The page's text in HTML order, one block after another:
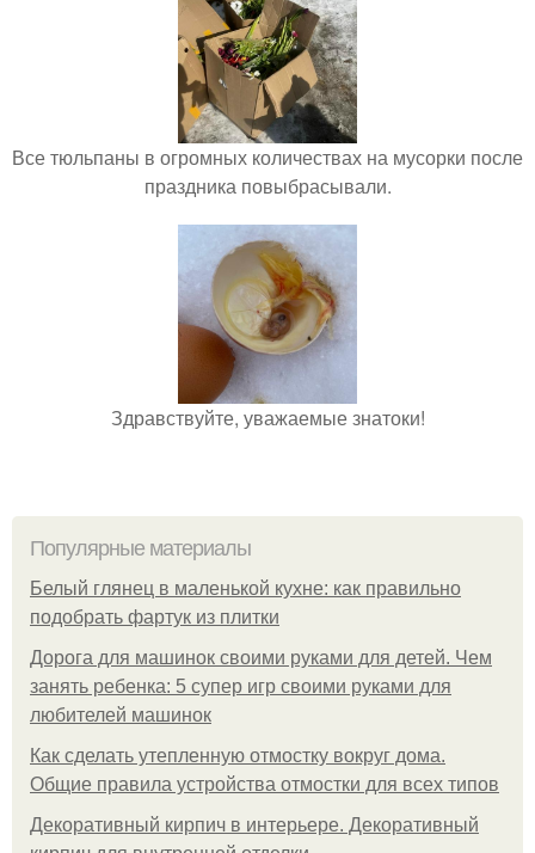
Все тюльпаны в огромных количествах на мусорки после
праздника повыбрасывали.
Здравствуйте, уважаемые знатоки!
Популярные материалы
Белый глянец в маленькой кухне: как правильно
подобрать фартук из плитки
Дорога для машинок своими руками для детей. Чем
занять ребенка: 5 супер игр своими руками для
любителей машинок
Как сделать утепленную отмостку вокруг дома.
Общие правила устройства отмостки для всех типов
Декоративный кирпич в интерьере. Декоративный